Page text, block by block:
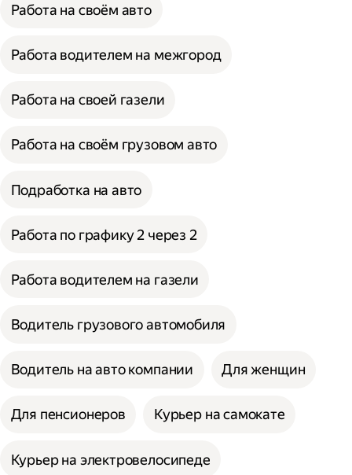
Работа на своём авто
Работа водителем на межгород
Работа на своей газели
Работа на своём грузовом авто
Подработка на авто
Работа по графику 2 через 2
Работа водителем на газели
Водитель грузового автомобиля
Водитель на авто компании Для женщин
Для пенсионеров Курьер на самокате
Курьер на электровелосипеде